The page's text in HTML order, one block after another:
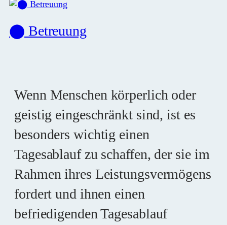
⬤ Betreuung
Wenn Menschen körperlich oder
geistig eingeschränkt sind, ist es
besonders wichtig einen
Tagesablauf zu schaffen, der sie im
Rahmen ihres Leistungsvermögens
fordert und ihnen einen
befriedigenden Tagesablauf